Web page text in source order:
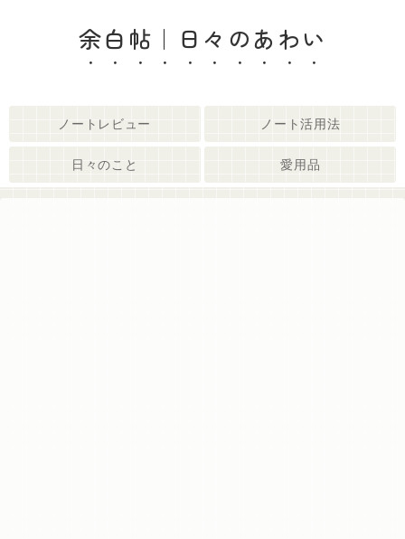
余白帖｜日々のあわい
ノートレビュー ノート活用法
日々のこと 愛用品